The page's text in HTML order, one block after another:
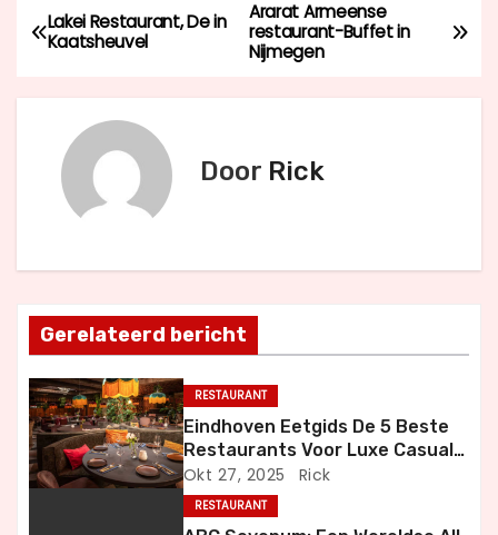
B
t
n
a
v
i
Ararat Armeense
restaurant-Buffet in
Nijmegen
Lakei Restaurant, De in
Kaatsheuvel
Door Rick
Gerelateerd bericht
RESTAURANT
Eindhoven Eetgids De 5 Beste
Restaurants Voor Luxe Casual
en Bijzondere Momenten
Okt 27, 2025 Rick
RESTAURANT